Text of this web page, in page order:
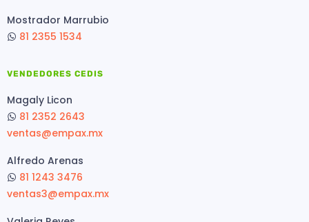
Mostrador Marrubio
81 2355 1534
VENDEDORES CEDIS
Magaly Licon
81 2352 2643
ventas@empax.mx
Alfredo Arenas
81 1243 3476
ventas3@empax.mx